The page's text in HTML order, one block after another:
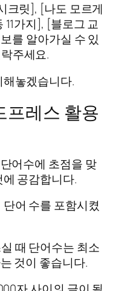
크릿], [나도 모르게
가지], [블로그 교
를 알아가실 수 있
주세요.
놓겠습니다.
프레스 활용
어수에 초점을 맞
공감합니다.
어 수를 포함시켰
때 단어수는 최소
것이 좋습니다.